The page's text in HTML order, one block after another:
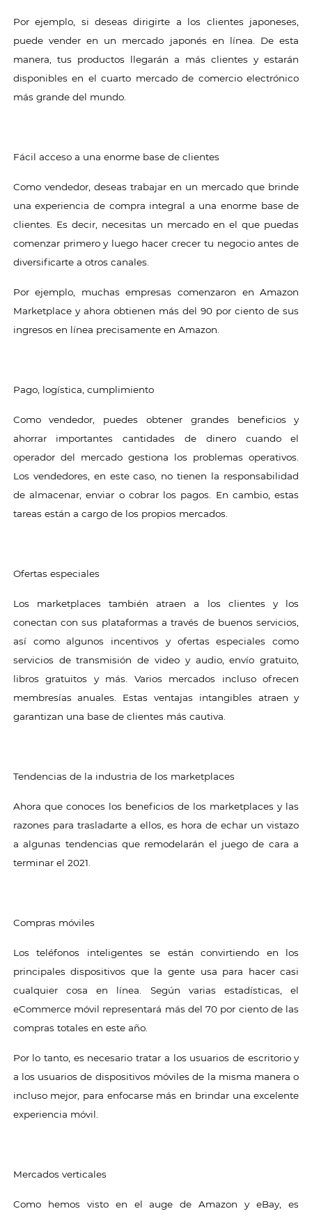
Por ejemplo, si deseas dirigirte a los clientes japoneses,
puede vender en un mercado japonés en línea. De esta
manera, tus productos llegarán a más clientes y estarán
disponibles en el cuarto mercado de comercio electrónico
más grande del mundo.
Fácil acceso a una enorme base de clientes
Como vendedor, deseas trabajar en un mercado que brinde
una experiencia de compra integral a una enorme base de
clientes. Es decir, necesitas un mercado en el que puedas
comenzar primero y luego hacer crecer tu negocio antes de
diversificarte a otros canales.
Por ejemplo, muchas empresas comenzaron en Amazon
Marketplace y ahora obtienen más del 90 por ciento de sus
ingresos en línea precisamente en Amazon.
Pago, logística, cumplimiento
Como vendedor, puedes obtener grandes beneficios y
ahorrar importantes cantidades de dinero cuando el
operador del mercado gestiona los problemas operativos.
Los vendedores, en este caso, no tienen la responsabilidad
de almacenar, enviar o cobrar los pagos. En cambio, estas
tareas están a cargo de los propios mercados.
Ofertas especiales
Los marketplaces también atraen a los clientes y los
conectan con sus plataformas a través de buenos servicios,
así como algunos incentivos y ofertas especiales como
servicios de transmisión de video y audio, envío gratuito,
libros gratuitos y más. Varios mercados incluso ofrecen
membresías anuales. Estas ventajas intangibles atraen y
garantizan una base de clientes más cautiva.
Tendencias de la industria de los marketplaces
Ahora que conoces los beneficios de los marketplaces y las
razones para trasladarte a ellos, es hora de echar un vistazo
a algunas tendencias que remodelarán el juego de cara a
terminar el 2021.
Compras móviles
Los teléfonos inteligentes se están convirtiendo en los
principales dispositivos que la gente usa para hacer casi
cualquier cosa en línea. Según varias estadísticas, el
eCommerce móvil representará más del 70 por ciento de las
compras totales en este año.
Por lo tanto, es necesario tratar a los usuarios de escritorio y
a los usuarios de dispositivos móviles de la misma manera o
incluso mejor, para enfocarse más en brindar una excelente
experiencia móvil.
Mercados verticales
Como hemos visto en el auge de Amazon y eBay, es